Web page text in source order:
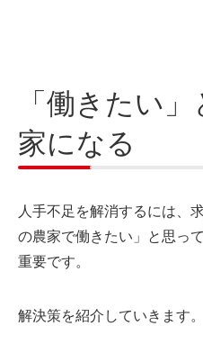
「働きたい
家になる
人手不足を解消するには、
の農家で働きたい」と思っ
重要です。
解決策を紹介していきます。